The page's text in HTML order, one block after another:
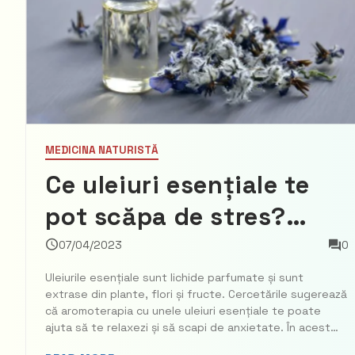
MEDICINA NATURISTĂ
Ce uleiuri esențiale te
pot scăpa de stres?
Cercetătorii au făcut o
listă a celor mai eficace
07/04/2023 0
Uleiurile esențiale sunt lichide parfumate și sunt
extrase din plante, flori și fructe. Cercetările sugerează
că aromoterapia cu unele uleiuri esențiale te poate
ajuta să te relaxezi și să scapi de anxietate. În acest